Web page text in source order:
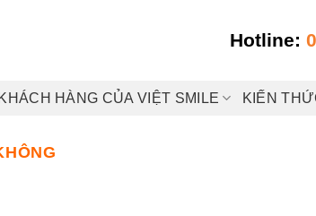
Hotline:
KHÁCH HÀNG CỦA VIỆT SMILE KIẾN